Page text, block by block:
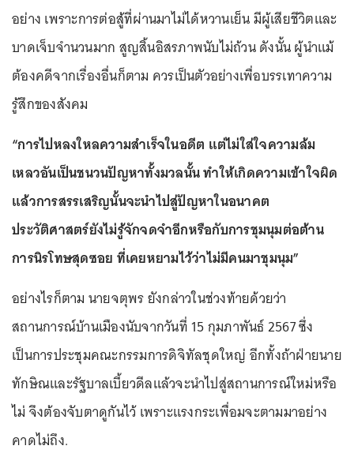
อย่าง เพราะการต่อสู้ที่ผ่านมาไม่ได้หวานเย็น มีผู้เสียชีวิตและ
บาดเจ็บจำนวนมาก สูญสิ้นอิสรภาพนับไม่ถ้วน ดังนั้น ผู้นำแม้
ต้องคดีจากเรื่องอื่นก็ตาม ควรเป็นตัวอย่างเพื่อบรรเทาความ
รู้สึกของสังคม
“การไปหลงใหลความสำเร็จในอดีต แต่ไม่ใส่ใจความล้ม
เหลวอันเป็นชนวนปัญหาทั้งมวลนั้น ทำให้เกิดความเข้าใจผิด
แล้วการสรรเสริญนั้นจะนำไปสู่ปัญหาในอนาคต
ประวัติศาสตร์ยังไม่รู้จักจดจำอีกหรือกับการชุมนุมต่อต้าน
การนิรโทษสุดซอย ที่เคยหยามไว้ว่าไม่มีคนมาชุมนุม”
อย่างไรก็ตาม นายจตุพร ยังกล่าวในช่วงท้ายด้วยว่า
สถานการณ์บ้านเมืองนับจากวันที่ 15 กุมภาพันธ์ 2567 ซึ่ง
เป็นการประชุมคณะกรรมการดิจิทัลชุดใหญ่ อีกทั้งถ้าฝ่ายนาย
ทักษิณและรัฐบาลเบี้ยวดีลแล้วจะนำไปสู่สถานการณ์ใหม่หรือ
ไม่ จึงต้องจับตาดูกันไว้ เพราะแรงกระเพื่อมจะตามมาอย่าง
คาดไม่ถึง.